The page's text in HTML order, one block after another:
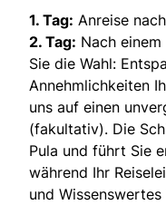
1. Tag: Anreise
2. Tag: Nach
Sie die Wahl:
Annehmlichkeiten
uns auf einen
(fakultativ). Die
Pula und führt Sie
während Ihr
und